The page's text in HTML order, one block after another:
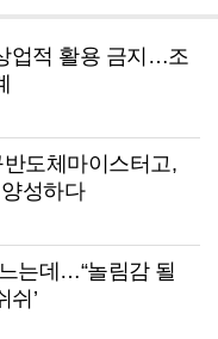
업적 활용 금지…조
반도체마이스터고,
성하다
는데…“놀림감 될
쉬’